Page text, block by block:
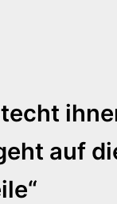
auf